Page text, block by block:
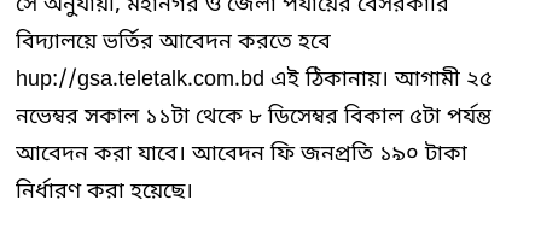
বিদ্যালয়ে ভর্তির আবেদন করতে হবে
hup://gsa.teletalk.com.bd এই ঠিকানায়। আগামী ২৫
নভেম্বর সকাল ১১টা থেকে ৮ ডিসেম্বর বিকাল ৫টা পর্যন্ত
আবেদন করা যাবে। আবেদন ফি জনপ্রতি ১৯০ টাকা
নির্ধারণ করা হয়েছে।